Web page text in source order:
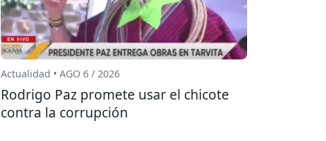
Actualidad • AGO 6 / 2026
Rodrigo Paz promete usar el chicote
contra la corrupción